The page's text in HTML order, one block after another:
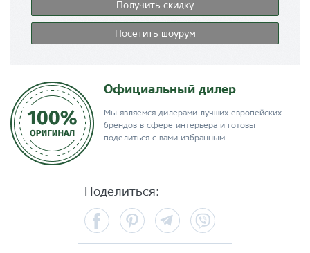
Получить скидку
Посетить шоурум
Официальный дилер
Мы являемся дилерами лучших европейских
брендов в сфере интерьера и готовы
поделиться с вами избранным.
Поделиться:
FacebookPinterest Telegram